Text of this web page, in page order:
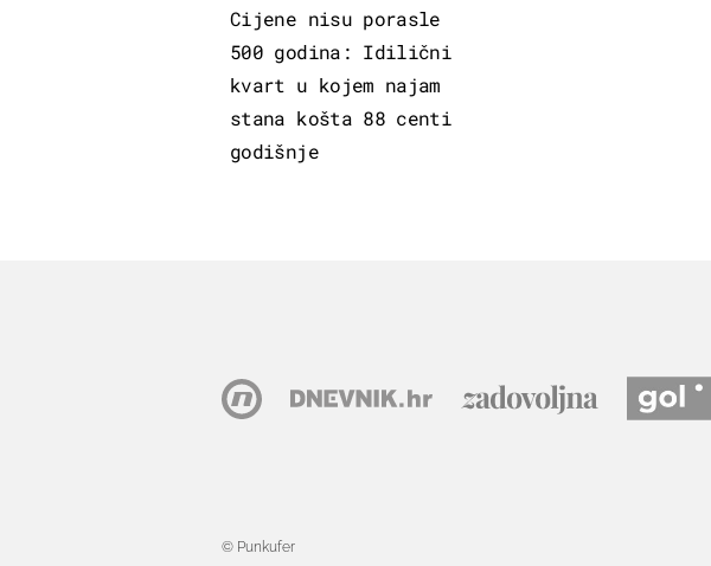
Cijene nisu porasle
500 godina: Idilični
kvart u kojem najam
stana košta 88 centi
godišnje
© Punkufer